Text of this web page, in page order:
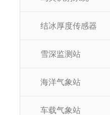
结冰厚度传感器
雪深监测站
海洋气象站
车载气象站